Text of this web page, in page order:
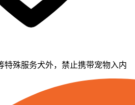
特殊服务犬外，禁止携带宠物入内